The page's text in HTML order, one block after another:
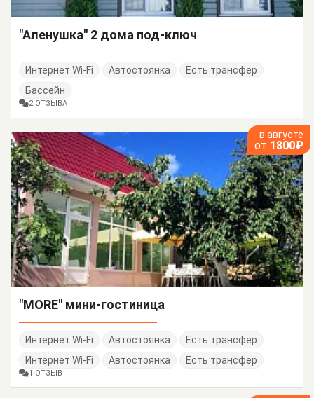
"Аленушка" 2 дома под-ключ
Интернет Wi-Fi Автостоянка
Есть трансфер
Бассейн
2 ОТЗЫВА
в августе
от 1800₽
"MORE" мини-гостиница
Интернет Wi-Fi Автостоянка
Есть трансфер
Интернет Wi-Fi
Автостоянка Есть трансфер
1 ОТЗЫВ